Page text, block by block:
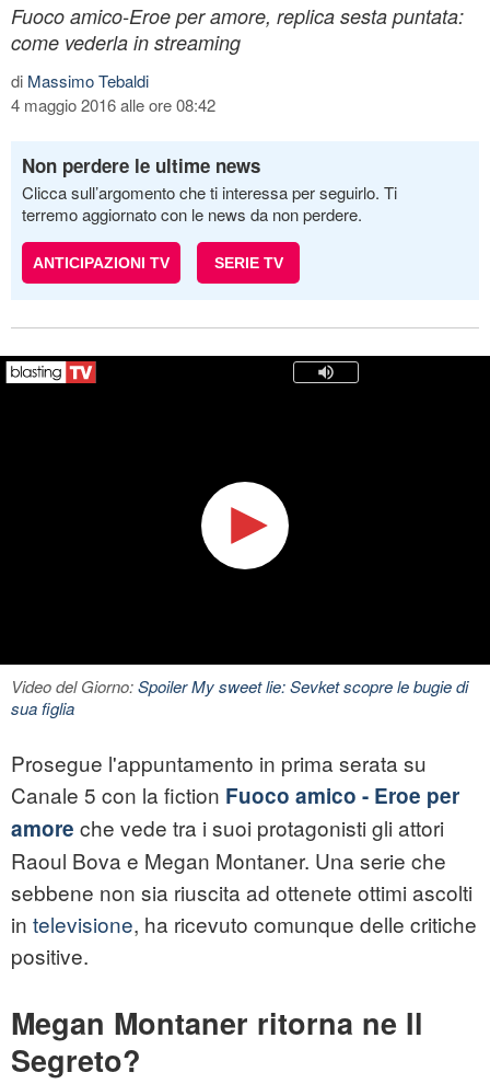
Fuoco amico-Eroe per amore, replica sesta puntata:
come vederla in streaming
di Massimo Tebaldi
4 maggio 2016 alle ore 08:42
Non perdere le ultime news
Clicca sull’argomento che ti interessa per seguirlo. Ti
terremo aggiornato con le news da non perdere.
ANTICIPAZIONI TV SERIE TV
Video del Giorno:Spoiler My sweet lie: Sevket scopre le bugie di
sua figlia
Prosegue l'appuntamento in prima serata su
Canale 5 con la fiction Fuoco amico - Eroe per
amore che vede tra i suoi protagonisti gli attori
Raoul Bova e Megan Montaner. Una serie che
sebbene non sia riuscita ad ottenete ottimi ascolti
in televisione, ha ricevuto comunque delle critiche
positive.
Megan Montaner ritorna ne Il
Segreto?